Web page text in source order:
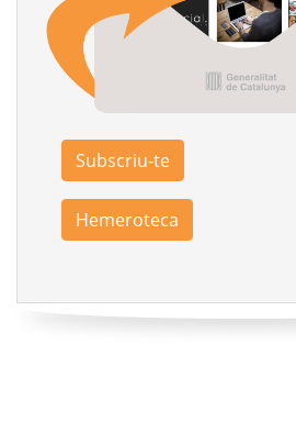
Subscriu-te
Hemeroteca